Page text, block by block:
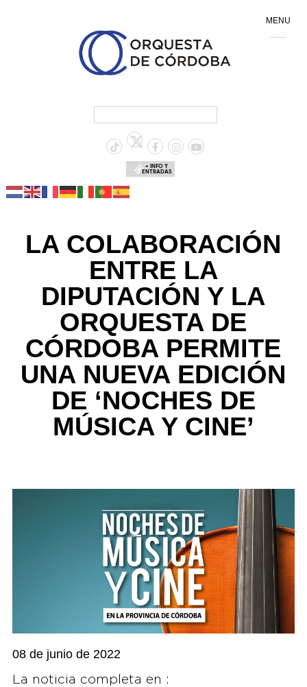
+ INFO Y
ENTRADAS
LA COLABORACIÓN
ENTRE LA
DIPUTACIÓN Y LA
ORQUESTA DE
CÓRDOBA PERMITE
UNA NUEVA EDICIÓN
DE ‘NOCHES DE
MÚSICA Y CINE’
08 de junio de 2022
La noticia completa en :
MENU